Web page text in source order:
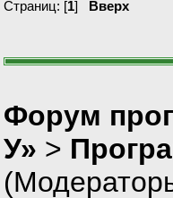
Страниц: [1] Вверх
Форум
У» >